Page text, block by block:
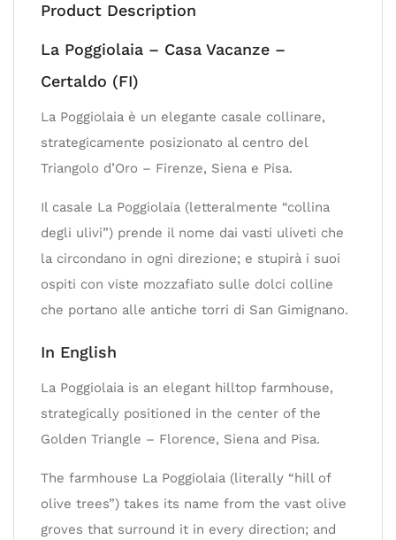
Product Description
La Poggiolaia – Casa Vacanze –
Certaldo (FI)
La Poggiolaia è un elegante casale collinare,
strategicamente posizionato al centro del
Triangolo d’Oro – Firenze, Siena e Pisa.
Il casale La Poggiolaia (letteralmente “collina
degli ulivi”) prende il nome dai vasti uliveti che
la circondano in ogni direzione; e stupirà i suoi
ospiti con viste mozzafiato sulle dolci colline
che portano alle antiche torri di San Gimignano.
In English
La Poggiolaia is an elegant hilltop farmhouse,
strategically positioned in the center of the
Golden Triangle – Florence, Siena and Pisa.
The farmhouse La Poggiolaia (literally “hill of
olive trees”) takes its name from the vast olive
groves that surround it in every direction; and